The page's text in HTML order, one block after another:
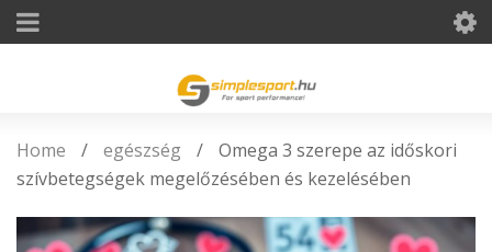
Home / egészség /
Omega 3 szerepe az időskori
szívbetegségek megelőzésében és kezelésében